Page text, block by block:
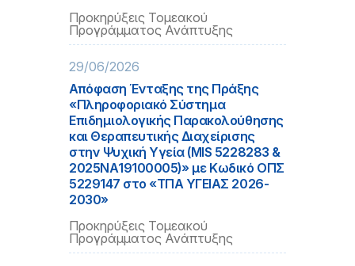
Προκηρύξεις Τομεακού
Προγράμματος Ανάπτυξης
29/06/2026
Απόφαση Ένταξης της Πράξης
«Πληροφοριακό Σύστημα
Επιδημιολογικής Παρακολούθησης
και Θεραπευτικής Διαχείρισης
στην Ψυχική Υγεία (MIS 5228283 &
2025ΝΑ19100005)» με Κωδικό ΟΠΣ
5229147 στο «ΤΠΑ ΥΓΕΙΑΣ 2026-
2030»
Προκηρύξεις Τομεακού
Προγράμματος Ανάπτυξης